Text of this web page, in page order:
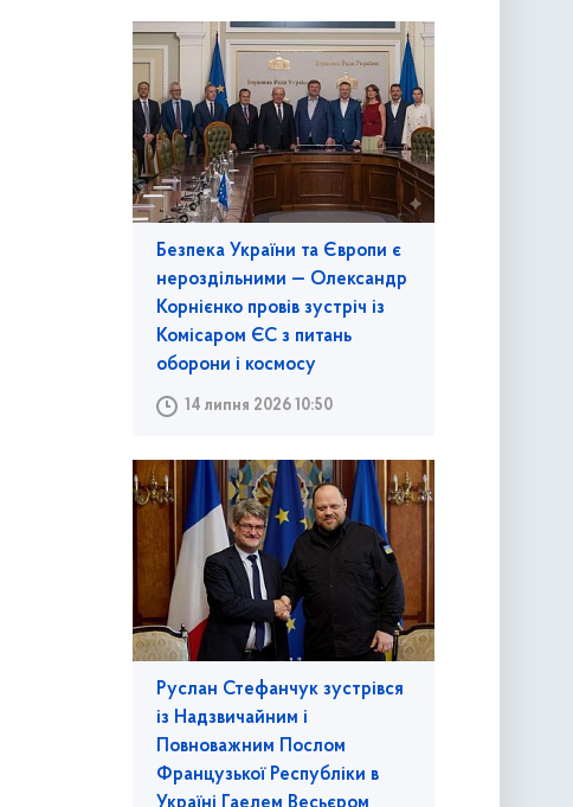
Безпека України та Європи є
нероздільними — Олександр
Корнієнко провів зустріч із
Комісаром ЄС з питань
оборони і космосу
14 липня 2026 10:50
Руслан Стефанчук зустрівся
із Надзвичайним і
Повноважним Послом
Французької Республіки в